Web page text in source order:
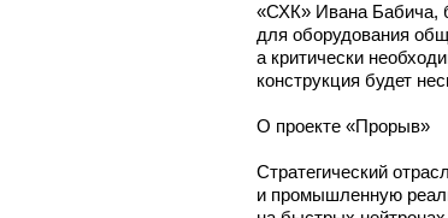
«СХК» Ивана Бабича,
для оборудования
а критически
конструкция будет
О проекте «Прорыв»
Стратегический
и промышленную